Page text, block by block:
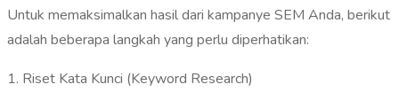
Untuk memaksimalkan hasil dari kampanye SEM Anda, berikut
adalah beberapa langkah yang perlu diperhatikan:
‎1. Riset Kata Kunci (Keyword Research)‎